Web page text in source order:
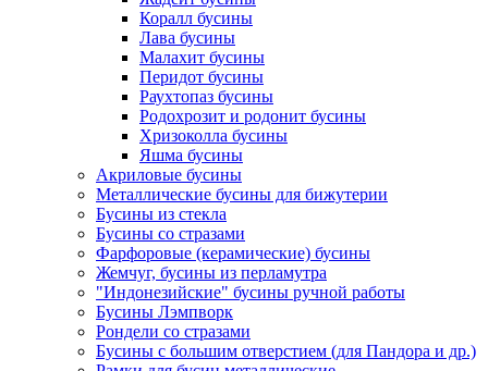
Коралл бусины
Лава бусины
Малахит бусины
Перидот бусины
Раухтопаз бусины
Родохрозит и родонит бусины
Хризоколла бусины
Яшма бусины
Акриловые бусины
Металлические бусины для бижутерии
Бусины из стекла
Бусины со стразами
Фарфоровые (керамические) бусины
Жемчуг, бусины из перламутра
"Индонезийские" бусины ручной работы
Бусины Лэмпворк
Рондели со стразами
Бусины с большим отверстием (для Пандора и др.)